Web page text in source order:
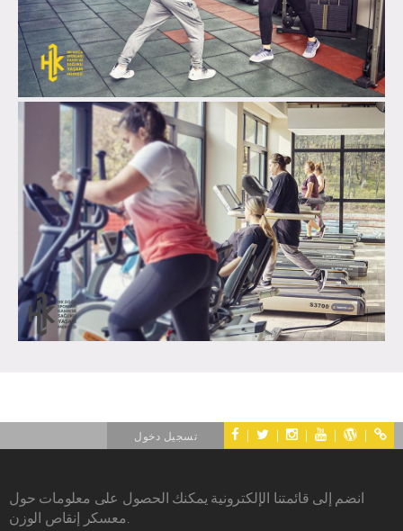
| | | | | تسجيل دخول
انضم إلى قائمتنا الإلكترونية يمكنك الحصول على معلومات حول
معسكر إنقاص الوزن.